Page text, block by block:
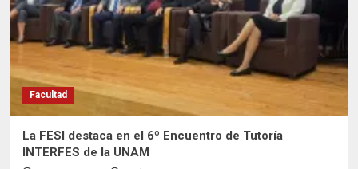
Facultad
La FESI destaca en el 6º Encuentro de Tutoría
INTERFES de la UNAM